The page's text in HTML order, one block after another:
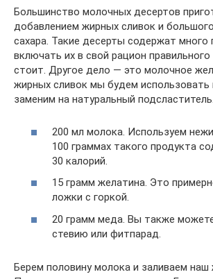
Большинство молочных десертов
добавлением жирных сливок и
сахара. Такие десерты содержат много
включать их в свой рацион правильного
стоит. Другое дело — это молочное
жирных сливок мы будем использовать
заменим на натуральный подсластитель.
200 мл молока. Используем
100 граммах такого продукта
30 калорий.
15 грамм желатина. Это
ложки с горкой.
20 грамм меда. Вы также
стевию или фитпарад.
Берем половину молока и заливаем наш